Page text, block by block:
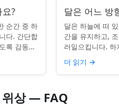
?
순간 중 하
다. 간단합
록 감동적
잡기 쉽지
달은 어느 방
달은 하늘에 떠
간을 유지하고,
러일으킵니다.
때, 당신은 한 번
곳은 어디일까? ...
더 읽기 →
위상 — FAQ